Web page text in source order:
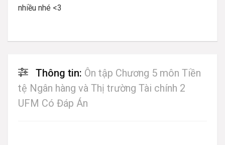
nhiều nhé <3
Thông tin: Ôn tập Chương 5 môn Tiền
tệ Ngân hàng và Thị trường Tài chính 2
UFM Có Đáp Án